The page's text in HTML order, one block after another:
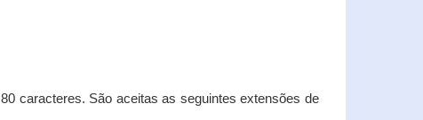
caracteres. São aceitas as seguintes extensões de